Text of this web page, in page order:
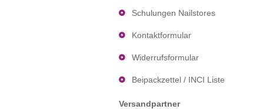
Schulungen Nailstores
Kontaktformular
Widerrufsformular
Beipackzettel / INCI Liste
Versandpartner